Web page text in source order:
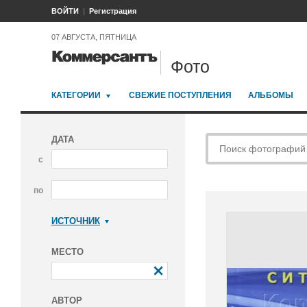
ВОЙТИ Регистрация
07 АВГУСТА, ПЯТНИЦА
Фото
КАТЕГОРИИ СВЕЖИЕ ПОСТУПЛЕНИЯ АЛЬБОМЫ
ДАТА
с
по
ИСТОЧНИК
МЕСТО
АВТОР